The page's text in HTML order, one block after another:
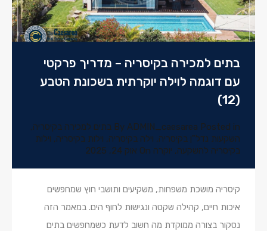
בתים למכירה בקיסריה – מדריך פרקטי
עם דוגמה לוילה יוקרתית בשכונת הטבע
(12)
By ADMIN_caesarea Posted in בתים למכירה בקיסריה,
השקעות נדל"ן בקיסריה, וילה בקיסריה, וילות בקיסריה, וילות
בקיסריה להשקעה, יוקרה אוק 24, 2025
קיסריה מושכת משפחות, משקיעים ותושבי חוץ שמחפשים
איכות חיים, קהילה שקטה ונגישות לחוף הים. במאמר הזה
נסקור בצורה ממוקדת מה חשוב לדעת כשמחפשים בתים